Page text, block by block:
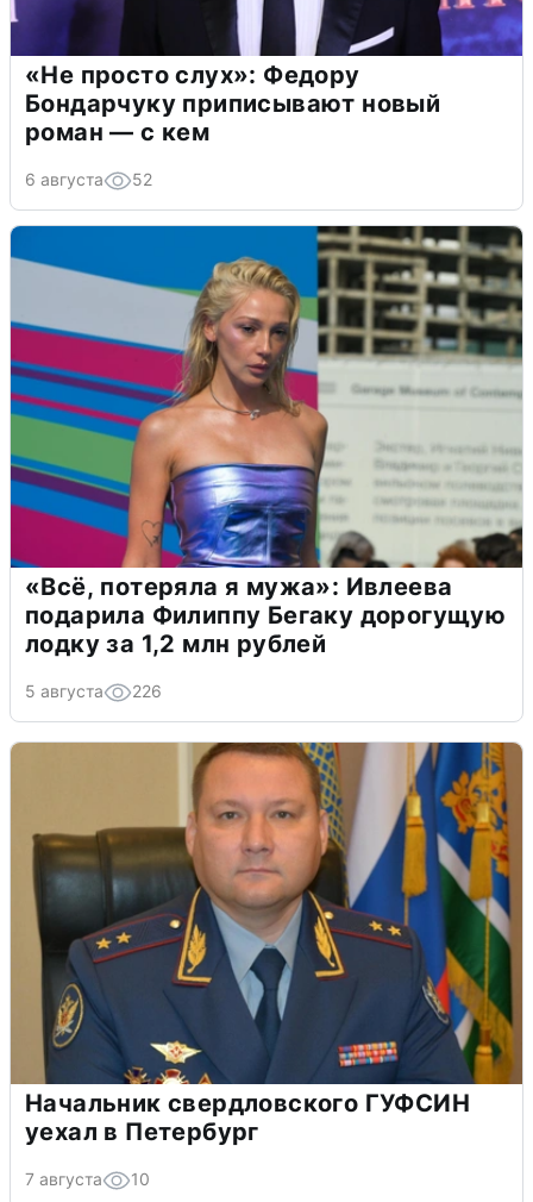
«Не просто слух»: Федору
Бондарчуку приписывают новый
роман — с кем
6 августа 52
«Всё, потеряла я мужа»: Ивлеева
подарила Филиппу Бегаку дорогущую
лодку за 1,2 млн рублей
5 августа 226
Начальник свердловского ГУФСИН
уехал в Петербург
7 августа 10